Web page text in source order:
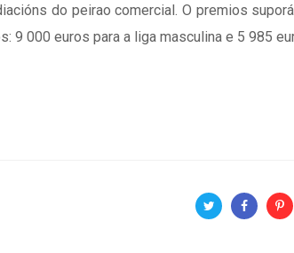
do peirao comercial. O premios
9 000 euros para a liga masculina e 5 985